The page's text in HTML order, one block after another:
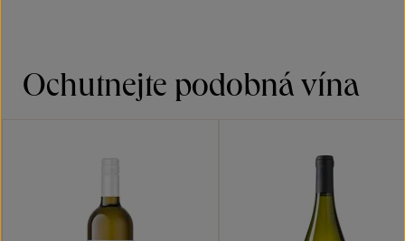
Ochutnejte podobná vína